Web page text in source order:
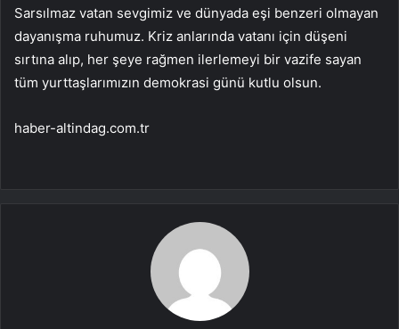
Sarsılmaz vatan sevgimiz ve dünyada eşi benzeri olmayan
dayanış­ma ruhumuz. Kriz anların­da vatanı için düşeni
sırtına alıp, her şeye rağmen iler­lemeyi bir vazife sayan
tüm yurttaşlarımızın demokra­si günü kutlu olsun.
haber-altindag.com.tr